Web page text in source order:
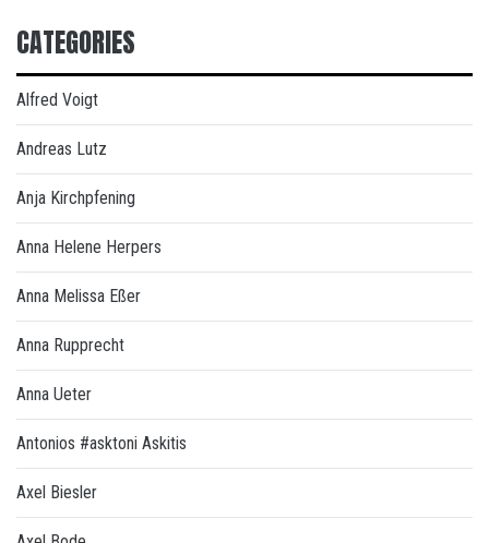
CATEGORIES
Alfred Voigt
Andreas Lutz
Anja Kirchpfening
Anna Helene Herpers
Anna Melissa Eßer
Anna Rupprecht
Anna Ueter
Antonios #asktoni Askitis
Axel Biesler